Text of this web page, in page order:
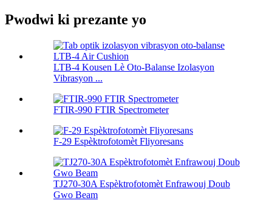
Pwodwi ki prezante yo
LTB-4 Kousen Lè Oto-Balanse Izolasyon
Vibrasyon ...
FTIR-990 FTIR Spectrometer
F-29 Espèktrofotomèt Fliyoresans
TJ270-30A Espèktrofotomèt Enfrawouj Doub
Gwo Beam